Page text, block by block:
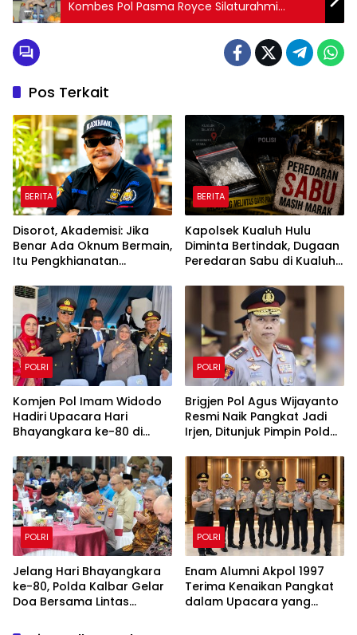
Kombes Pol Pasma Royce Silaturahmi
bersama Tokoh Masyarakat dan 3 Pilar
Pos Terkait
BERITA
Disorot, Akademisi: Jika
Benar Ada Oknum Bermain,
Itu Pengkhianatan
BERITA
Kapolsek Kualuh Hulu
Diminta Bertindak, Dugaan
Peredaran Sabu di Kualuh
Sorotan Warga
POLRI
Komjen Pol Imam Widodo
Hadiri Upacara Hari
Bhayangkara ke-80 di
POLRI
Brigjen Pol Agus Wijayanto
Resmi Naik Pangkat Jadi
Irjen, Ditunjuk Pimpin Polda
POLRI
Jelang Hari Bhayangkara
ke-80, Polda Kalbar Gelar
Doa Bersama Lintas
POLRI
Enam Alumni Akpol 1997
Terima Kenaikan Pangkat
dalam Upacara yang